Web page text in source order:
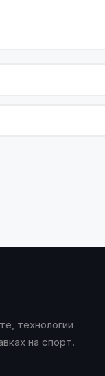
технологии
на спорт.